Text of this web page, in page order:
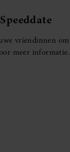
vriendinnen
meer informatie.